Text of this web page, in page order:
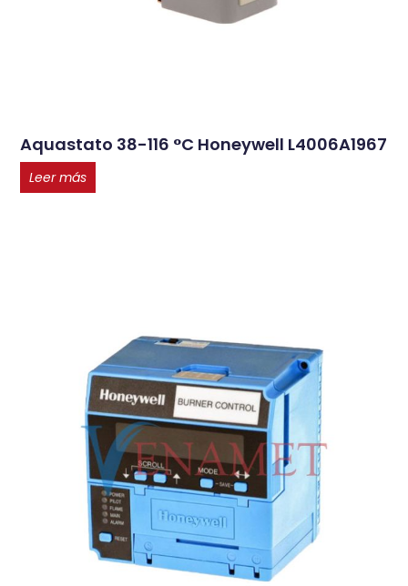
Aquastato 38-116 °C Honeywell L4006A1967
Leer más